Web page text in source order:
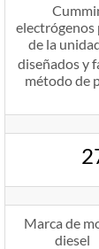
electrógenos
de la
diseñados y
método de
Marca de
diesel